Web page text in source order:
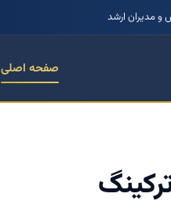
و مدیران ارشد
صفحه اصلی